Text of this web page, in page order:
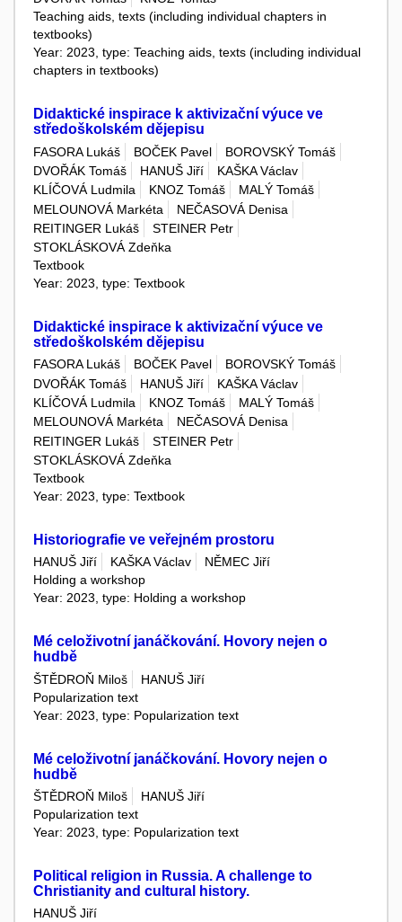
Teaching aids, texts (including individual chapters in
textbooks)
Year: 2023, type: Teaching aids, texts (including individual
chapters in textbooks)
Didaktické inspirace k aktivizační výuce ve
středoškolském dějepisu
FASORA Lukáš BOČEK Pavel
BOROVSKÝ Tomáš
DVOŘÁK Tomáš
HANUŠ Jiří
KAŠKA Václav
KLÍČOVÁ Ludmila
KNOZ Tomáš
MALÝ Tomáš
MELOUNOVÁ Markéta
NEČASOVÁ Denisa
REITINGER Lukáš
STEINER Petr
STOKLÁSKOVÁ Zdeňka
Textbook
Year: 2023, type: Textbook
Didaktické inspirace k aktivizační výuce ve
středoškolském dějepisu
FASORA Lukáš BOČEK Pavel
BOROVSKÝ Tomáš
DVOŘÁK Tomáš
HANUŠ Jiří
KAŠKA Václav
KLÍČOVÁ Ludmila
KNOZ Tomáš
MALÝ Tomáš
MELOUNOVÁ Markéta
NEČASOVÁ Denisa
REITINGER Lukáš
STEINER Petr
STOKLÁSKOVÁ Zdeňka
Textbook
Year: 2023, type: Textbook
Historiografie ve veřejném prostoru
HANUŠ Jiří KAŠKA Václav
NĚMEC Jiří
Holding a workshop
Year: 2023, type: Holding a workshop
Mé celoživotní janáčkování. Hovory nejen o
hudbě
ŠTĚDROŇ Miloš
HANUŠ Jiří
Popularization text
Year: 2023, type: Popularization text
Mé celoživotní janáčkování. Hovory nejen o
hudbě
ŠTĚDROŇ Miloš
HANUŠ Jiří
Popularization text
Year: 2023, type: Popularization text
Political religion in Russia. A challenge to
Christianity and cultural history.
HANUŠ Jiří